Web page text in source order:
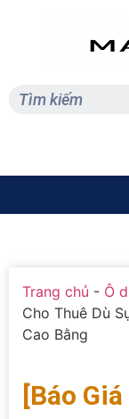
Trang chủ - Ô
Cho Thuê Dù
Cao Bằng
[Báo